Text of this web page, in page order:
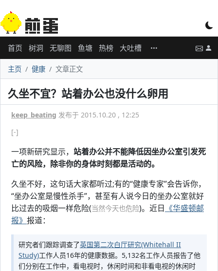
首页 树洞 无聊图 鱼塘 热榜 大吐槽
主页 健康 文章正文
久坐不宜？站着办公也没什么卵用
keep_beating 发布于 2015.10.20 , 12:25
[-]
一项新研究显示， 站着办公并不能降低因坐办公室引发死
亡的风险，除非你的身体时刻都是活动的。
久坐不好，这句话大家都听过;有的“健康专家”会告诉你，
“坐办公室是慢性杀手”，甚至有人说今日的坐办公室就好
比过去的吸烟一样危险(当然今天也危险)。近日 《华盛顿邮
报》 报道：
研究者们跟踪调查了英国第二次白厅研究(Whitehall II
Study)工作人员16年的健康数据。5,132名工作人员报告了他
们分别在工作中，看电视时，休闲时间和非看电视的休闲时